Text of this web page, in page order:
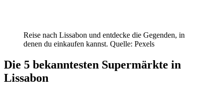
Reise nach Lissabon und entdecke die Gegenden, in
denen du einkaufen kannst. Quelle: Pexels
Die 5 bekanntesten Supermärkte in
Lissabon